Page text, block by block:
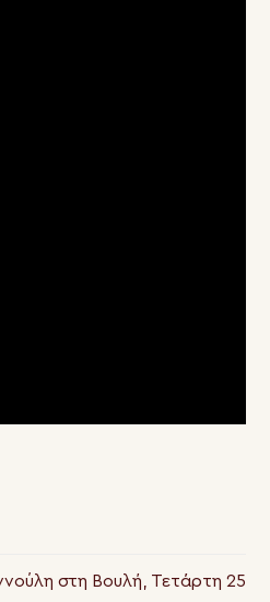
στη Βουλή, Τετάρτη 25